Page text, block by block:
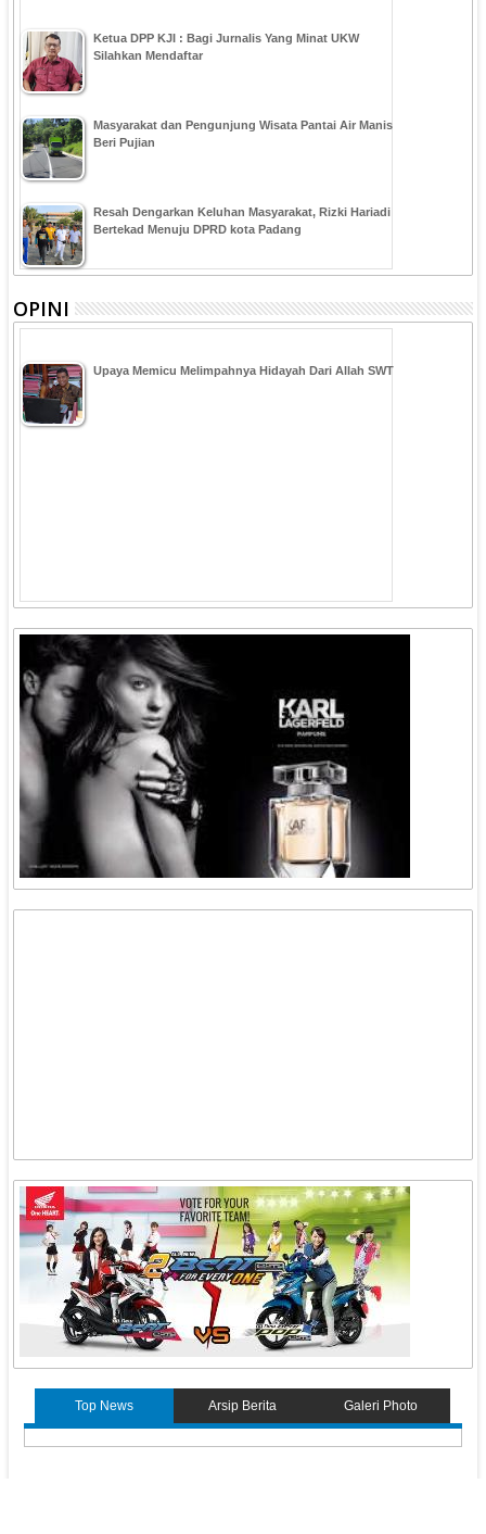
Ketua DPP KJI : Bagi Jurnalis Yang Minat UKW
Silahkan Mendaftar
Masyarakat dan Pengunjung Wisata Pantai Air Manis
Beri Pujian
Resah Dengarkan Keluhan Masyarakat, Rizki Hariadi
Bertekad Menuju DPRD kota Padang
OPINI
Upaya Memicu Melimpahnya Hidayah Dari Allah SWT
Top News Arsip Berita Galeri Photo